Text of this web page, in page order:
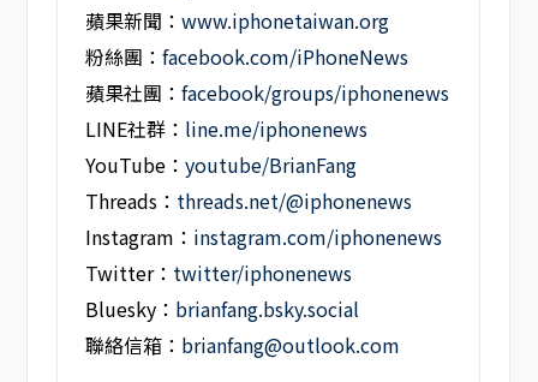
蘋果新聞：www.iphonetaiwan.org
粉絲團：facebook.com/iPhoneNews
蘋果社團：facebook/groups/iphonenews
LINE社群： line.me/iphonenews
YouTube：youtube/BrianFang
Threads： threads.net/@iphonenews
Instagram： instagram.com/iphonenews
Twitter： twitter/iphonenews
Bluesky： brianfang.bsky.social
聯絡信箱： brianfang@outlook.com